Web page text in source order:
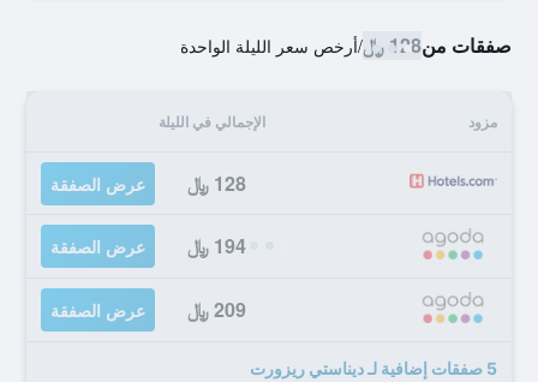
صفقات من128 ﷼ /أرخص سعر الليلة الواحدة
مزود الإجمالي في الليلة
128 ﷼ عرض الصفقة
194 ﷼ عرض الصفقة
209 ﷼ عرض الصفقة
5 صفقات إضافية لـ ديناستي ريزورت